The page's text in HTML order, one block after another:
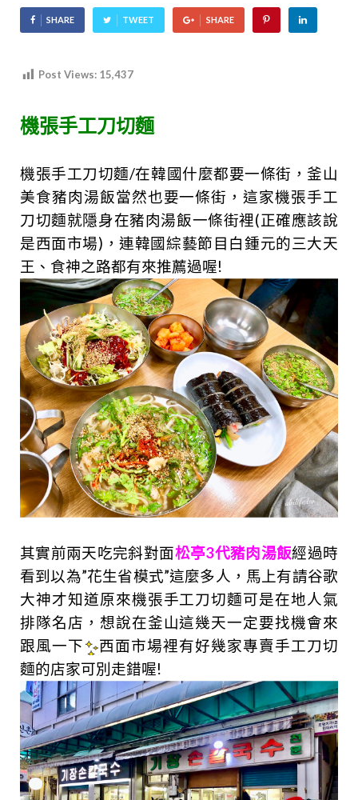
SHARE TWEET SHARE
Post Views: 15,437
機張手工刀切麵
機張手工刀切麵/在韓國什麼都要一條街，釜山
美食豬肉湯飯當然也要一條街，這家機張手工
刀切麵就隱身在豬肉湯飯一條街裡(正確應該說
是西面市場)，連韓國綜藝節目 白鍾元的三大天
王、食神之路都有來推薦過喔!
其實前兩天吃完斜對面松亭3代豬肉湯飯經過時
看到以為”花生省模式”這麼多人，馬上有請谷歌
大神才知道原來機張手工刀切麵可是在地人氣
排隊名店，想說在釜山這幾天一定要找機會來
跟風一下
西面市場裡有好幾家專賣手工刀切
麵的店家可別走錯喔!